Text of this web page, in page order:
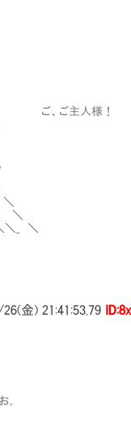
ご主人様！
＼
_ ＼
金) 21:41:53.79